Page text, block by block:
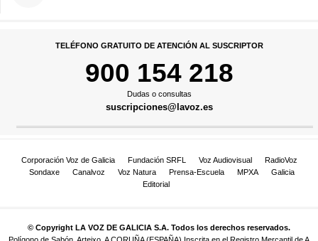
TELÉFONO GRATUITO DE ATENCIÓN AL SUSCRIPTOR
900 154 218
Dudas o consultas
suscripciones@lavoz.es
Corporación Voz de Galicia Fundación SRFL Voz Audiovisual
RadioVoz
Sondaxe
Canalvoz Voz Natura Prensa-Escuela MPXA
Galicia
Editorial
© Copyright LA VOZ DE GALICIA S.A. Todos los derechos reservados.